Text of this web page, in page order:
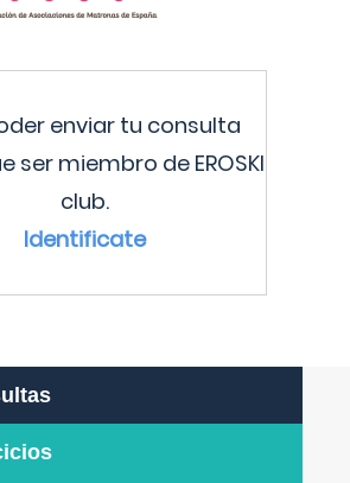
enviar tu consulta
ser miembro de EROSKI
club.
Identificate